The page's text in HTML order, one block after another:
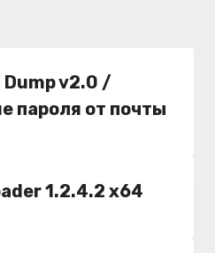
Dump v2.0 /
пароля от почты
1.2.4.2 x64